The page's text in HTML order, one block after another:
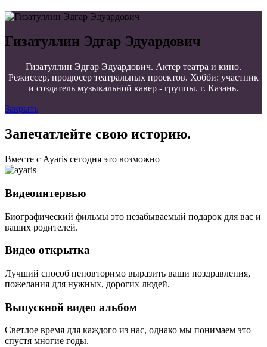
Гизатуллин Эдгар Эдуардович
Гизатуллин Эдгар Эдуардович. Актер театра и кино.
Режиссер, продюсер театральных проектов. Хобби: участник
и создатель музыкальной кавер - группы. г. Казань.
Закрыть
Запечатлейте свою историю.
Вместе с Ayaris сегодня это возможно
Видеоинтервью
Биографический фильмы это незабываемый подарок для вас и
ваших родителей.
Видео открытка
Лучший способ неповторимо выразить ваши поздравления,
пожелания для нужных, дорогих людей.
Выпускной видео альбом
Светлое время для каждого из нас, однако мы понимаем это
спустя многие годы.